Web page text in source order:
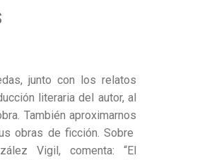
junto con los relatos
literaria del autor, al
También aproximarnos
obras de ficción. Sobre
Vigil, comenta: “El